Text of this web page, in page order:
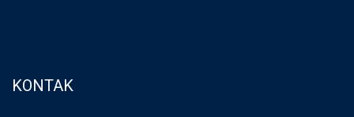
KONTAK